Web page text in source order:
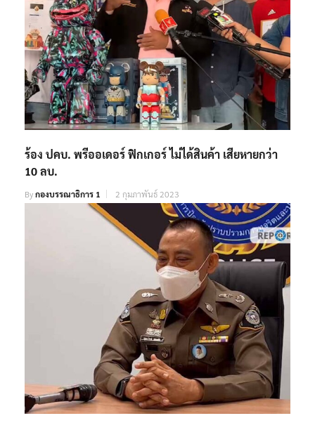
ร้อง ปคบ. พรีออเดอร์ ฟิกเกอร์ ไม่ได้สินค้า เสียหายกว่า
10 ลบ.
Byกองบรรณาธิการ 1 2 กุมภาพันธ์ 2023